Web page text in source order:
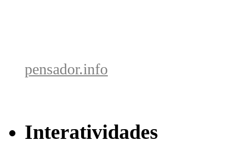
pensador.info
Interatividades